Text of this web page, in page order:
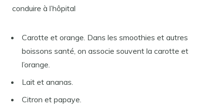
conduire à l’hôpital
Carotte et orange. Dans les smoothies et autres
boissons santé, on associe souvent la carotte et
l’orange.
Lait et ananas.
Citron et papaye.